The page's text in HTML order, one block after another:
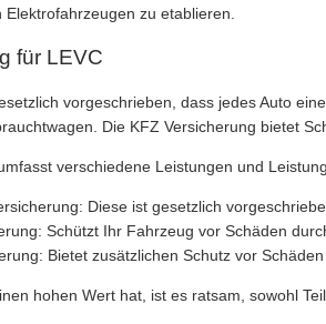
zu etablieren.
für LEVC
vorgeschrieben, dass jedes Auto
Die KFZ Versicherung bietet
verschiedene Leistungen und
Diese ist gesetzlich
Schützt Ihr Fahrzeug vor Schäden
Bietet zusätzlichen Schutz vor
hohen Wert hat, ist es ratsam, sowohl